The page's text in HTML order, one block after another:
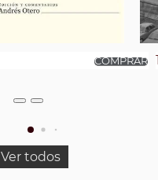
Ver todos